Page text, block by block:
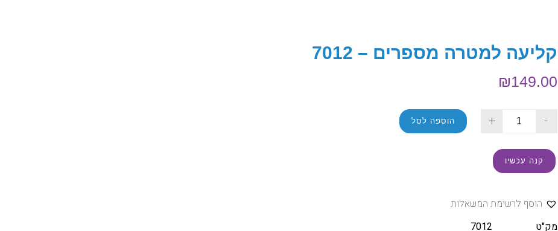
קליעה למטרה מספרים – 7012
₪149.00
-
+ הוספה לסל
קנה עכשיו
הוסף לרשימת המשאלות
מק"ט
7012